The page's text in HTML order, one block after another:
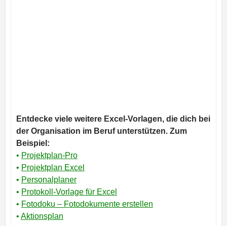
Entdecke viele weitere Excel-Vorlagen, die dich bei
der Organisation im Beruf unterstützen. Zum
Beispiel:
• Projektplan-Pro
• Projektplan Excel
• Personalplaner
• Protokoll-Vorlage für Excel
• Fotodoku – Fotodokumente erstellen
• Aktionsplan